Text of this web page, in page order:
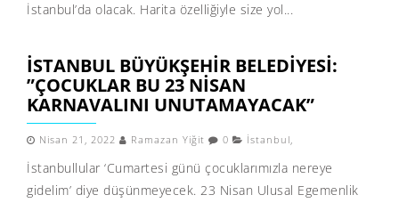
İstanbul’da olacak. Harita özelliğiyle size yol...
İSTANBUL BÜYÜKŞEHİR BELEDİYESİ:
”ÇOCUKLAR BU 23 NİSAN
KARNAVALINI UNUTAMAYACAK”
Nisan 21, 2022 Ramazan Yiğit 0 İstanbul,
İstanbullular ‘Cumartesi günü çocuklarımızla nereye
gidelim’ diye düşünmeyecek. 23 Nisan Ulusal Egemenlik